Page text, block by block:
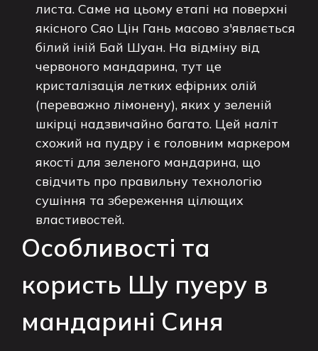
листа. Саме на цьому етапі на поверхні
якісного Сяо Цін Гань масово з'являється
білий іній Бай Шуан. На відміну від
червоного мандарина, тут це
кристалізація летких ефірних олій
(переважно лімонену), яких у зеленій
шкірці надзвичайно багато. Цей наліт
схожий на пудру і є головним маркером
якості для зеленого мандарина, що
свідчить про правильну технологію
сушіння та збереження цілющих
властивостей.
Особливості та
користь Шу пуеру в
мандарині Синя